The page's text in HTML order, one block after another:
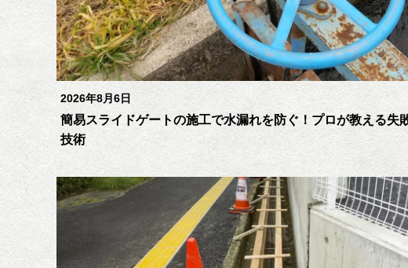
2026年8月6日
簡易スライドゲートの施工で水漏れを防ぐ！プロが教える失
技術